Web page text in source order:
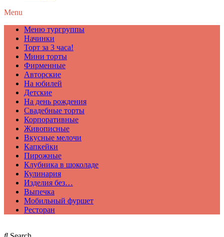
Menu
Меню тургруппы
Начинки
Торт за 3 часа!
Мини торты
Фирменные
Авторские
На юбилей
Детские
На день рождения
Свадебные торты
Корпоративные
Живописные
Вкусные мелочи
Капкейки
Пирожные
Клубника в шоколаде
Кулинария
Изделия без…
Выпечка
Мобильный фуршет
Ресторан